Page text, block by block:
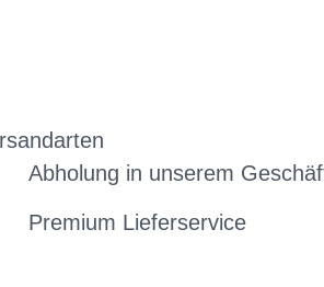
Abholung in unserem
Premium Lieferservice